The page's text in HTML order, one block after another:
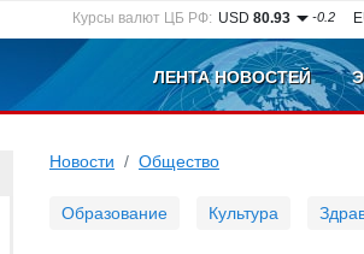
Курсы валют ЦБ РФ: USD80.93 -0.2
ЛЕНТА НОВОСТЕЙ
Новости Общество
Образование Культура